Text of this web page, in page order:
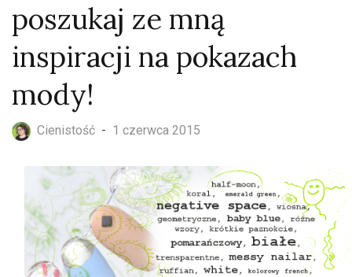
poszukaj ze mną
inspiracji na pokazach
mody!
Cienistość - 1 czerwca 2015